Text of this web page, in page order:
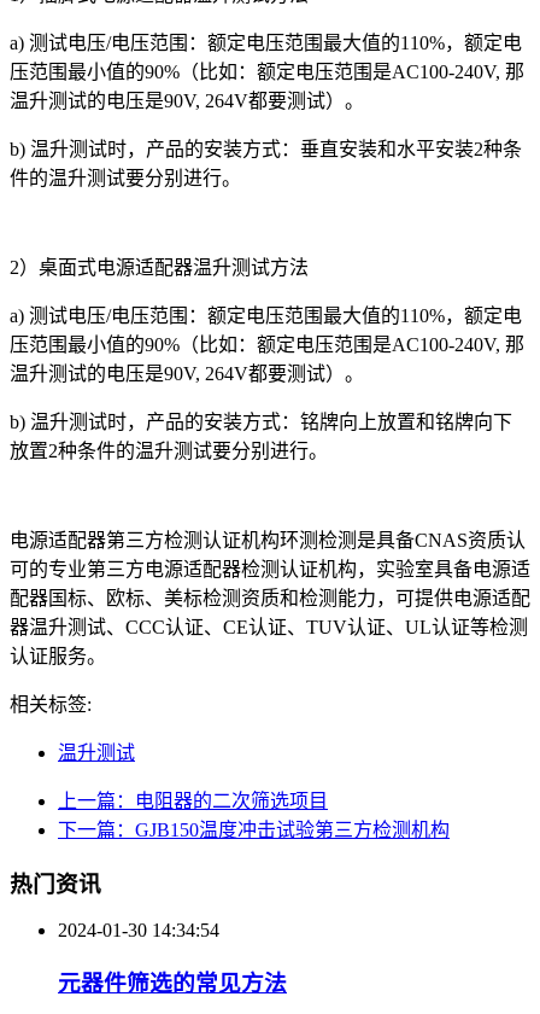
a) 测试电压/电压范围：额定电压范围最大值的110%，额定电
压范围最小值的90%（比如：额定电压范围是AC100-240V, 那
温升测试的电压是90V, 264V都要测试）。
b) 温升测试时，产品的安装方式：垂直安装和水平安装2种条
件的温升测试要分别进行。
2）桌面式电源适配器温升测试方法
a) 测试电压/电压范围：额定电压范围最大值的110%，额定电
压范围最小值的90%（比如：额定电压范围是AC100-240V, 那
温升测试的电压是90V, 264V都要测试）。
b) 温升测试时，产品的安装方式：铭牌向上放置和铭牌向下
放置2种条件的温升测试要分别进行。
电源适配器第三方检测认证机构环测检测是具备CNAS资质认
可的专业第三方电源适配器检测认证机构，实验室具备电源适
配器国标、欧标、美标检测资质和检测能力，可提供电源适配
器温升测试、CCC认证、CE认证、TUV认证、UL认证等检测
认证服务。
相关标签:
温升测试
上一篇：电阻器的二次筛选项目
下一篇：GJB150温度冲击试验第三方检测机构
热门资讯
2024-01-30 14:34:54
元器件筛选的常见方法